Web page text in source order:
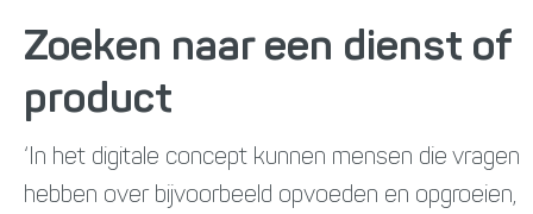
Zoeken naar een dienst of
product
‘In het digitale concept kunnen mensen die vragen
hebben over bijvoorbeeld opvoeden en opgroeien,